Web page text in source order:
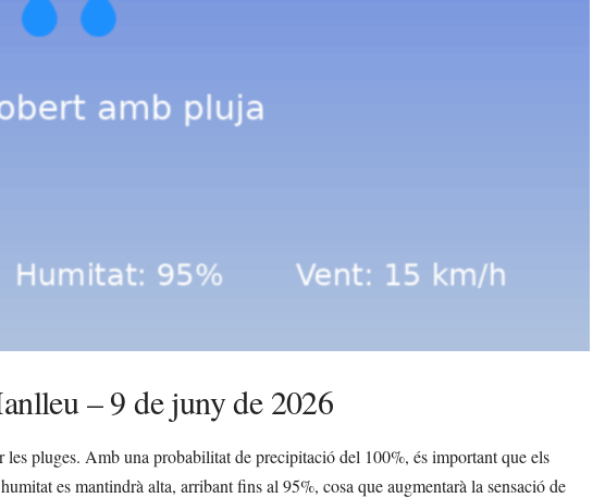
– 9 de juny de 2026
pluges. Amb una probabilitat de precipitació del 100%, és important que els
es mantindrà alta, arribant fins al 95%, cosa que augmentarà la sensació de